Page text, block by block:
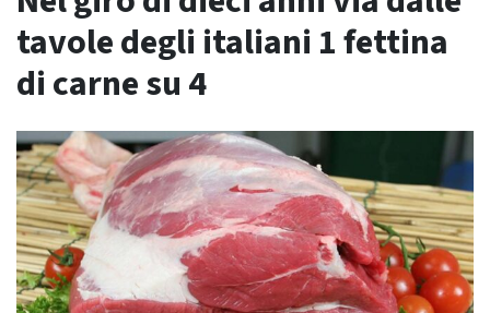
tavole degli italiani 1 fettina
di carne su 4